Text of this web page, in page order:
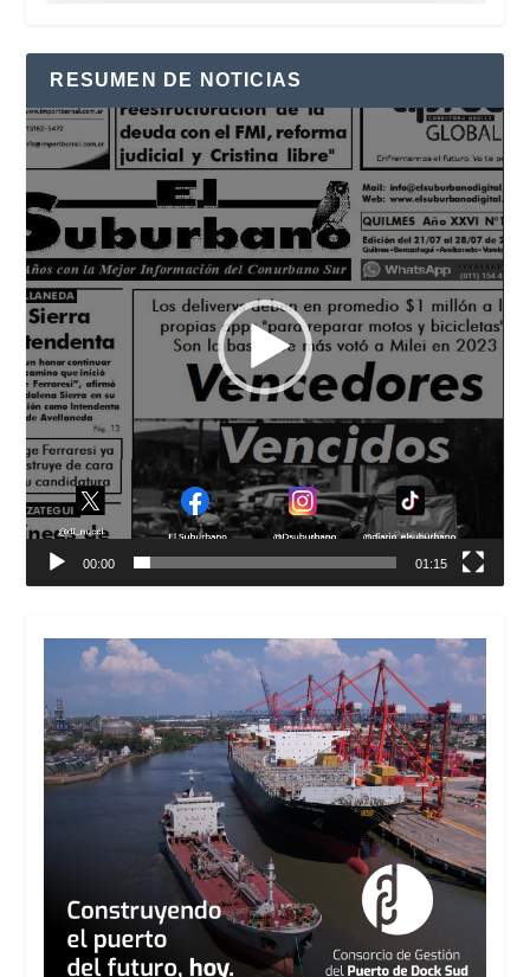
RESUMEN DE NOTICIAS
Reproductor
de
vídeo
00:00 01:15